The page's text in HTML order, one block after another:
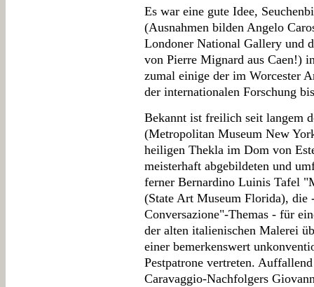
Es war eine gute Idee,
(Ausnahmen bilden Angelo
Londoner National Gallery und
von Pierre Mignard aus Caen!)
zumal einige der im Worcester
der internationalen Forschung
Bekannt ist freilich seit langem
(Metropolitan Museum New
heiligen Thekla im Dom von
meisterhaft abgebildeten und
ferner Bernardino Luinis Tafel
(State Art Museum Florida), die
Conversazione"-Themas - für
der alten italienischen Malerei
einer bemerkenswert
Pestpatrone vertreten.
Caravaggio-Nachfolgers